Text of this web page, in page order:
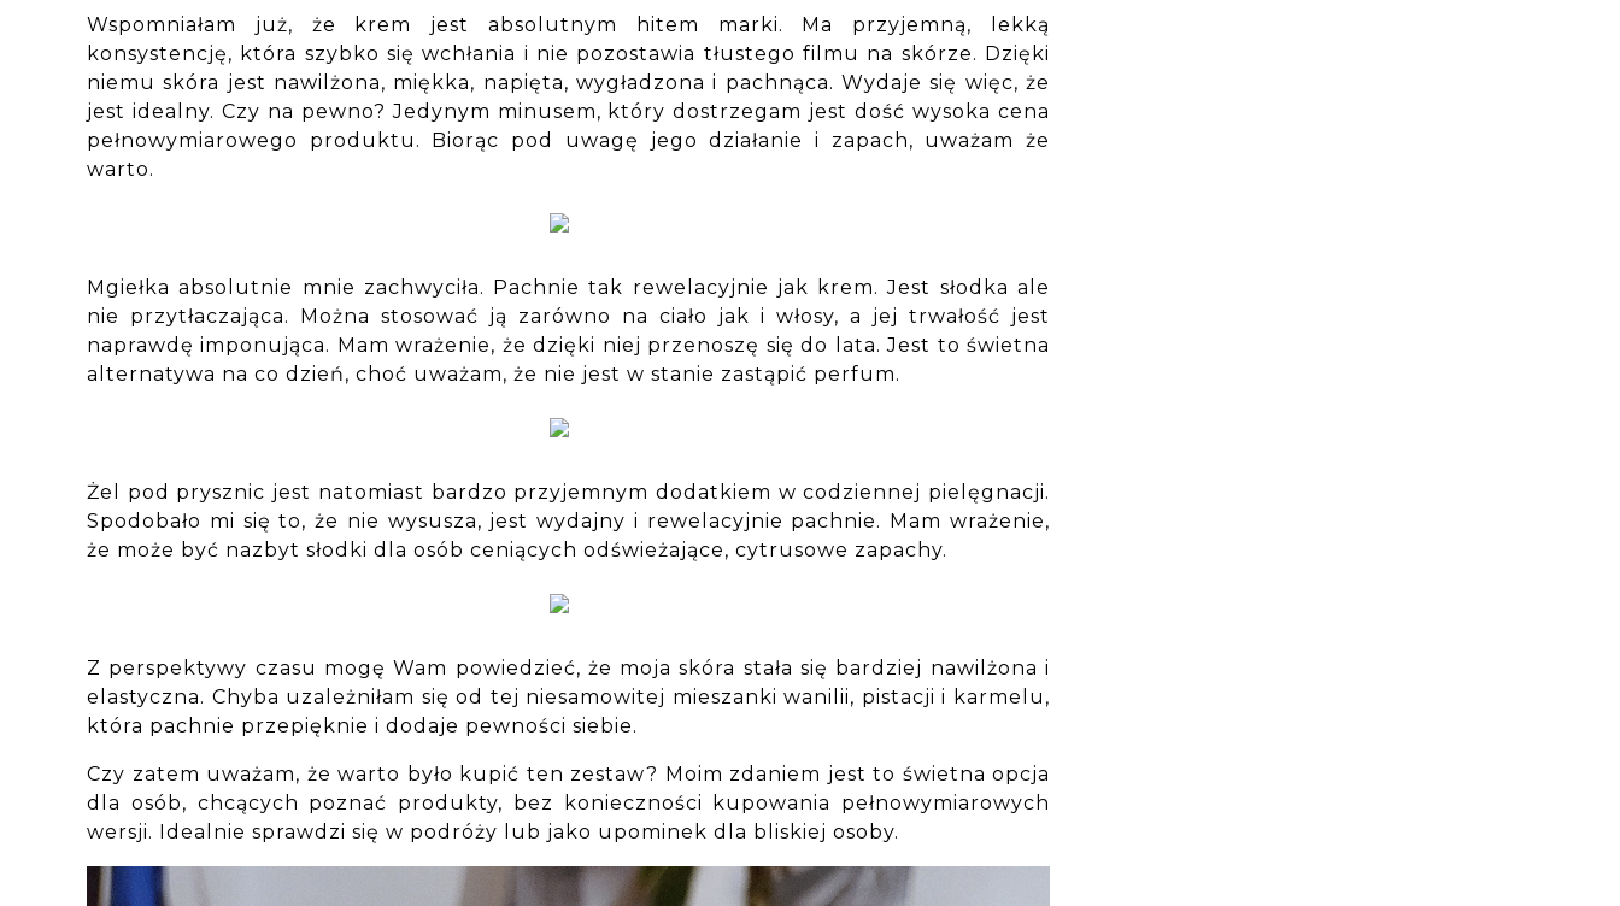
Wspomniałam już, że krem jest absolutnym hitem marki. Ma przyjemną, lekką
konsystencję, która szybko się wchłania i nie pozostawia tłustego filmu na skórze. Dzięki
niemu skóra jest nawilżona, miękka, napięta, wygładzona i pachnąca. Wydaje się więc, że
jest idealny. Czy na pewno? Jedynym minusem, który dostrzegam jest dość wysoka cena
pełnowymiarowego produktu. Biorąc pod uwagę jego działanie i zapach, uważam że
warto.
Mgiełka absolutnie mnie zachwyciła. Pachnie tak rewelacyjnie jak krem. Jest słodka ale
nie przytłaczająca. Można stosować ją zarówno na ciało jak i włosy, a jej trwałość jest
naprawdę imponująca. Mam wrażenie, że dzięki niej przenoszę się do lata. Jest to świetna
alternatywa na co dzień, choć uważam, że nie jest w stanie zastąpić perfum.
Żel pod prysznic jest natomiast bardzo przyjemnym dodatkiem w codziennej pielęgnacji.
Spodobało mi się to, że nie wysusza, jest wydajny i rewelacyjnie pachnie. Mam wrażenie,
że może być nazbyt słodki dla osób ceniących odświeżające, cytrusowe zapachy.
Z perspektywy czasu mogę Wam powiedzieć, że moja skóra stała się bardziej nawilżona i
elastyczna. Chyba uzależniłam się od tej niesamowitej mieszanki wanilii, pistacji i karmelu,
która pachnie przepięknie i dodaje pewności siebie.
Czy zatem uważam, że warto było kupić ten zestaw? Moim zdaniem jest to świetna opcja
dla osób, chcących poznać produkty, bez konieczności kupowania pełnowymiarowych
wersji. Idealnie sprawdzi się w podróży lub jako upominek dla bliskiej osoby.